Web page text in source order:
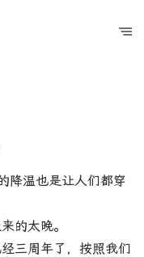
降温也是让人们都穿
的太晚。
三周年了，按照我们